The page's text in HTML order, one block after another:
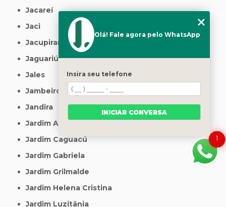
Jacareí
Jaci
Jacupiranga
Jaguariúna
Jales
Jambeiro
Jandira
Jardim Arize
Jardim Caguacú
Jardim Gabriela
Jardim Grilmalde
Jardim Helena Cristina
Jardim Luzitânia
1
Olá! Fale agora pelo WhatsApp
Insira seu telefone
INICIAR CONVERSA